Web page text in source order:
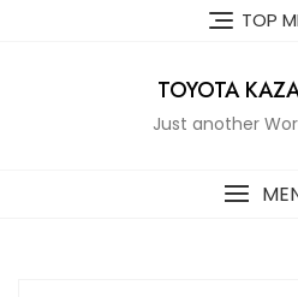
TOP
TOYOTA
Just another